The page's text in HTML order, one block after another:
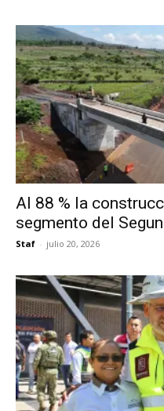
Al 88 % la
segmento del
Staf - julio 20, 2026